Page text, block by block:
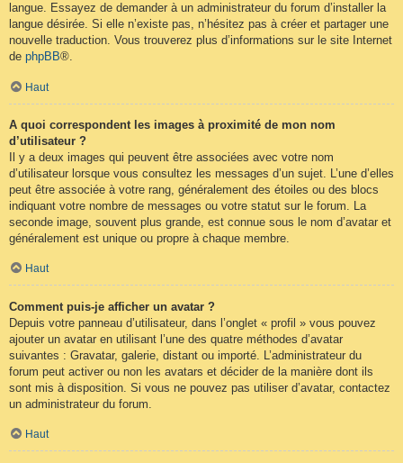
langue. Essayez de demander à un administrateur du forum d’installer la
langue désirée. Si elle n’existe pas, n’hésitez pas à créer et partager une
nouvelle traduction. Vous trouverez plus d’informations sur le site Internet
de phpBB®.
Haut
A quoi correspondent les images à proximité de mon nom
d’utilisateur ?
Il y a deux images qui peuvent être associées avec votre nom
d’utilisateur lorsque vous consultez les messages d’un sujet. L’une d’elles
peut être associée à votre rang, généralement des étoiles ou des blocs
indiquant votre nombre de messages ou votre statut sur le forum. La
seconde image, souvent plus grande, est connue sous le nom d’avatar et
généralement est unique ou propre à chaque membre.
Haut
Comment puis-je afficher un avatar ?
Depuis votre panneau d’utilisateur, dans l’onglet « profil » vous pouvez
ajouter un avatar en utilisant l’une des quatre méthodes d’avatar
suivantes : Gravatar, galerie, distant ou importé. L’administrateur du
forum peut activer ou non les avatars et décider de la manière dont ils
sont mis à disposition. Si vous ne pouvez pas utiliser d’avatar, contactez
un administrateur du forum.
Haut